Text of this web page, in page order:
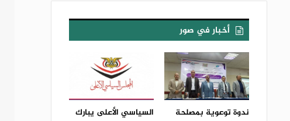
أخبار في صور
ندوة توعوية بمصلحة
السياسي الأعلى يبارك